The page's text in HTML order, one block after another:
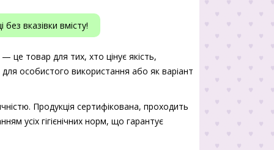
вказівки вмісту!
це товар для тих, хто цінує якість,
особистого використання або як варіант
Продукція сертифікована, проходить
усіх гігієнічних норм, що гарантує